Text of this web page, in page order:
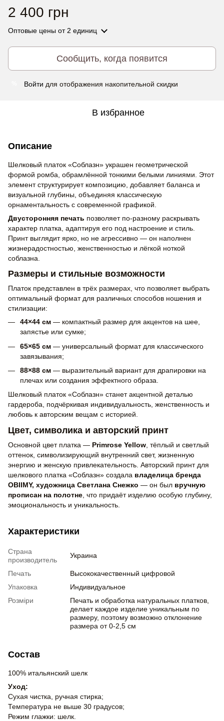
2 400 грн
Оптовые цены от 2 единиц
Сообщить, когда появится
Войти для отображения накопительной скидки
В избранное
Описание
Шелковый платок «Соблазн» украшен геометрической
формой ромба, обрамлённой тонкими белыми линиями. Этот
элемент структурирует композицию, добавляет баланса и
визуальной глубины, объединяя классическую
орнаментальность с современной графикой.
Двусторонняя печать позволяет по-разному раскрывать
характер платка, адаптируя его под настроение и стиль.
Принт выглядит ярко, но не агрессивно — он наполнен
жизнерадостностью, женственностью и лёгкой ноткой
соблазна.
Размеры и стильные возможности
Платок представлен в трёх размерах, что позволяет выбрать
оптимальный формат для различных способов ношения и
стилизации:
44×44 см — компактный размер для акцентов на шее,
запястье или сумке;
65×65 см — универсальный формат для классического
завязывания;
88×88 см — выразительный вариант для драпировки на
плечах или создания эффектного образа.
Шелковый платок «Соблазн» станет акцентной деталью
гардероба, подчёркивая индивидуальность, женственность и
любовь к авторским вещам с историей.
Цвет, символика и авторский принт
Основной цвет платка — Primrose Yellow , тёплый и светлый
оттенок, символизирующий внутренний свет, жизненную
энергию и женскую привлекательность. Авторский принт для
шелкового платка «Соблазн» создала владелица бренда
OBIIMY, художница Светлана Снежко — он был вручную
прописан на полотне , что придаёт изделию особую глубину,
эмоциональность и уникальность.
Характеристики
Страна
производитель
Украина
Печать
Высококачественный цифровой
Упаковка
Индивидуальное
Розміри
Печать и обработка натуральных платков,
делает каждое изделие уникальным по
размеру, поэтому возможно отклонение
размера от 0-2,5 см
Состав
100% итальянский шелк
Уход:
Сухая чистка, ручная стирка;
Температура не выше 30 градусов;
Режим глажки: шелк.